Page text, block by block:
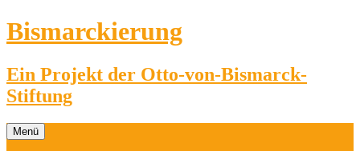
Zum
Inhalt
Bismarckierung
Ein Projekt der Otto-von-Bismarck-
Stiftung
Menü